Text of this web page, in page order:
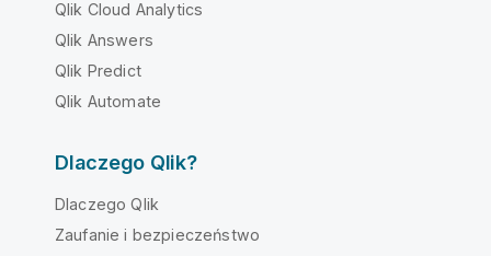
Qlik Cloud Analytics
Qlik Answers
Qlik Predict
Qlik Automate
Dlaczego Qlik?
Dlaczego Qlik
Zaufanie i bezpieczeństwo